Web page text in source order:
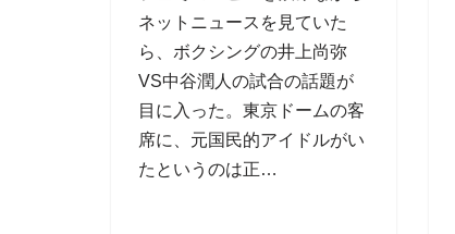
ネットニュースを見ていた
ら、ボクシングの井上尚弥
VS中谷潤人の試合の話題が
目に入った。東京ドームの客
席に、元国民的アイドルがい
たというのは正…